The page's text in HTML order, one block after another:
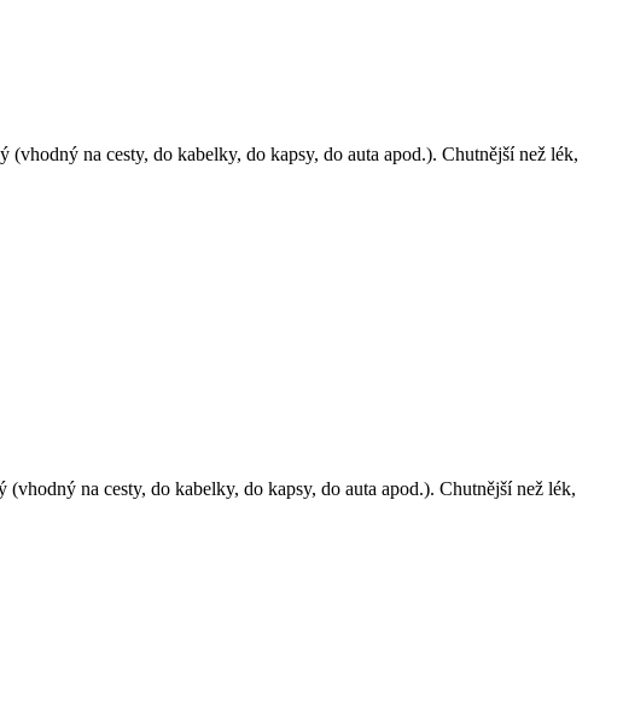
na cesty, do kabelky, do kapsy, do auta apod.). Chutnější než lék,
na cesty, do kabelky, do kapsy, do auta apod.). Chutnější než lék,